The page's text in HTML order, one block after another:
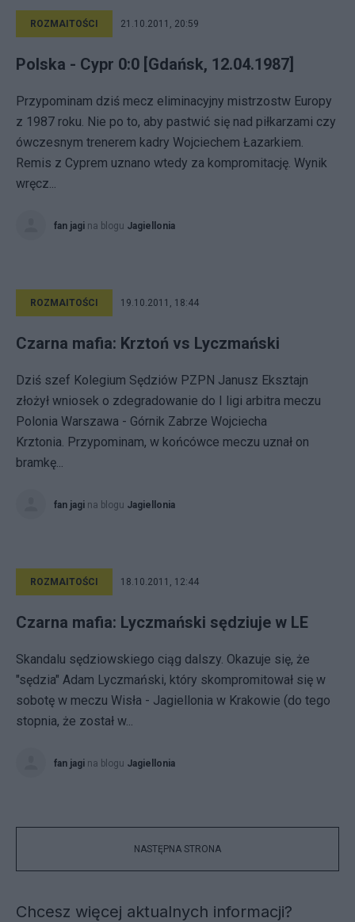
ROZMAITOŚCI 21.10.2011, 20:59
Polska - Cypr 0:0 [Gdańsk, 12.04.1987]
Przypominam dziś mecz eliminacyjny mistrzostw Europy
z 1987 roku. Nie po to, aby pastwić się nad piłkarzami czy
ówczesnym trenerem kadry Wojciechem Łazarkiem.
Remis z Cyprem uznano wtedy za kompromitację. Wynik
wręcz...
fan jagi na blogu Jagiellonia
ROZMAITOŚCI 19.10.2011, 18:44
Czarna mafia: Krztoń vs Lyczmański
Dziś szef Kolegium Sędziów PZPN Janusz Eksztajn
złożył wniosek o zdegradowanie do I ligi arbitra meczu
Polonia Warszawa - Górnik Zabrze Wojciecha
Krztonia. Przypominam, w końcówce meczu uznał on
bramkę...
fan jagi na blogu Jagiellonia
ROZMAITOŚCI 18.10.2011, 12:44
Czarna mafia: Lyczmański sędziuje w LE
Skandalu sędziowskiego ciąg dalszy. Okazuje się, że
"sędzia" Adam Lyczmański, który skompromitował się w
sobotę w meczu Wisła - Jagiellonia w Krakowie (do tego
stopnia, że został w...
fan jagi na blogu Jagiellonia
NASTĘPNA STRONA
Chcesz więcej aktualnych informacji?